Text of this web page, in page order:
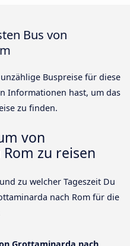
Bus von
Buspreise für diese
Informationen hast, um das
zu finden.
von
zu reisen
zu welcher Tageszeit Du
nach Rom für die